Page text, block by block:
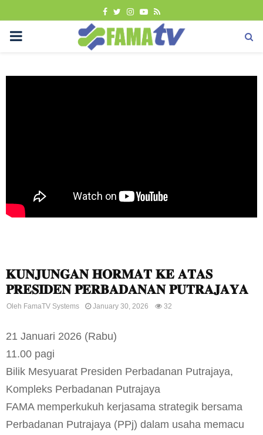
FACEBOOK
TWITTER
INSTAGRAM
YOUTUBE
RSS
PRIMARY
𝐊𝐔𝐍𝐉𝐔𝐍𝐆𝐀𝐍 𝐇𝐎𝐑𝐌𝐀𝐓 𝐊𝐄 𝐀𝐓𝐀𝐒
𝐏𝐑𝐄𝐒𝐈𝐃𝐄𝐍 𝐏𝐄𝐑𝐁𝐀𝐃𝐀𝐍𝐀𝐍 𝐏𝐔𝐓𝐑𝐀𝐉𝐀𝐘𝐀
Oleh FamaTV Systems January 30, 2026 32
21 Januari 2026 (Rabu)
11.00 pagi
Bilik Mesyuarat Presiden Perbadanan Putrajaya,
Kompleks Perbadanan Putrajaya
FAMA memperkukuh kerjasama strategik bersama
Perbadanan Putrajaya (PPj) dalam usaha memacu